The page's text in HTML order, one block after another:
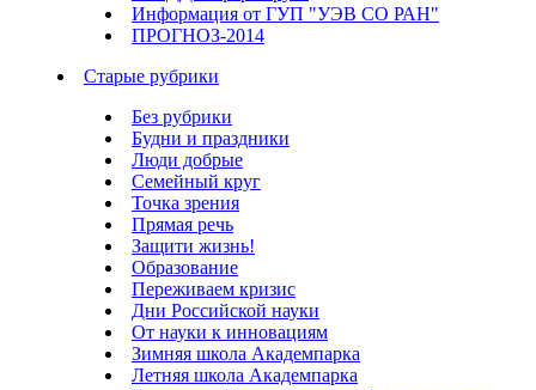
Информация от ГУП "УЭВ СО РАН"
ПРОГНОЗ-2014
Старые рубрики
Без рубрики
Будни и праздники
Люди добрые
Семейный круг
Точка зрения
Прямая речь
Защити жизнь!
Образование
Переживаем кризис
Дни Российской науки
От науки к инновациям
Зимняя школа Академпарка
Летняя школа Академпарка